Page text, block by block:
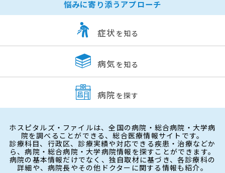
悩みに寄り添うアプローチ
症状 を知る
病気 を知る
病院 を探す
ホスピタルズ・ファイルは、全国の病院・総合病院・大学病
院を調べることができる、総合医療情報サイトです。
診療科目、行政区、診療実績や対応できる疾患・治療などか
ら、病院・総合病院・大学病院情報を探すことができます。
病院の基本情報だけでなく、独自取材に基づき、各診療科の
詳細や、病院長やその他ドクターに関する情報も紹介。